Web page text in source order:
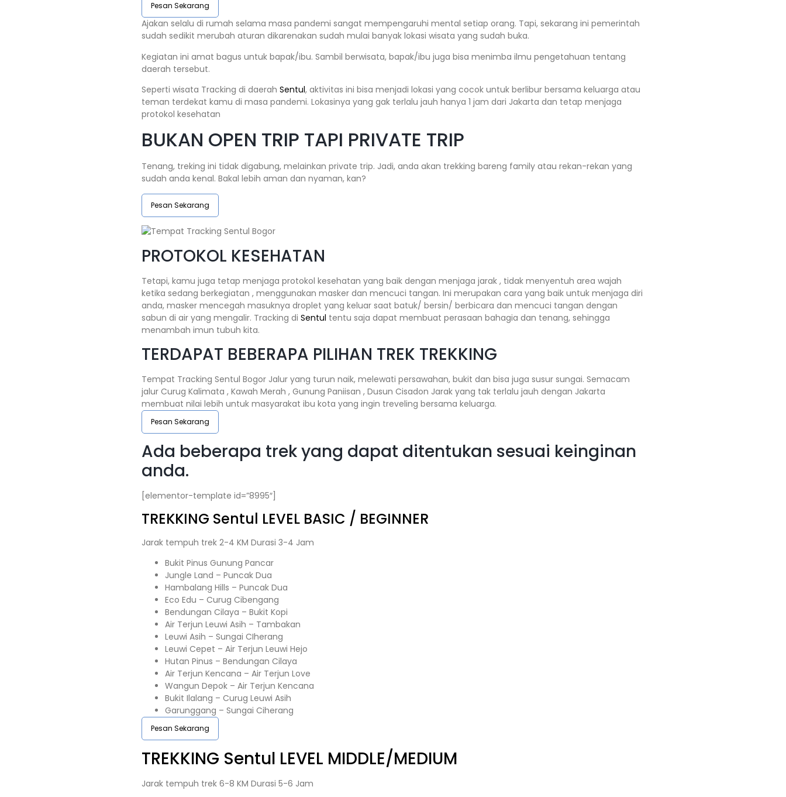
Pesan Sekarang
Ajakan selalu di rumah selama masa pandemi sangat mempengaruhi mental setiap orang. Tapi, sekarang ini pemerintah
sudah sedikit merubah aturan dikarenakan sudah mulai banyak lokasi wisata yang sudah buka.
Kegiatan ini amat bagus untuk bapak/ibu. Sambil berwisata, bapak/ibu juga bisa menimba ilmu pengetahuan tentang
daerah tersebut.
Seperti wisata Tracking di daerah Sentul, aktivitas ini bisa menjadi lokasi yang cocok untuk berlibur bersama keluarga atau
teman terdekat kamu di masa pandemi. Lokasinya yang gak terlalu jauh hanya 1 jam dari Jakarta dan tetap menjaga
protokol kesehatan
BUKAN OPEN TRIP TAPI PRIVATE TRIP
Tenang, treking ini tidak digabung, melainkan private trip. Jadi, anda akan trekking bareng family atau rekan-rekan yang
sudah anda kenal. Bakal lebih aman dan nyaman, kan?
Pesan Sekarang
PROTOKOL KESEHATAN
Tetapi, kamu juga tetap menjaga protokol kesehatan yang baik dengan menjaga jarak , tidak menyentuh area wajah
ketika sedang berkegiatan , menggunakan masker dan mencuci tangan. Ini merupakan cara yang baik untuk menjaga diri
anda, masker mencegah masuknya droplet yang keluar saat batuk/ bersin/ berbicara dan mencuci tangan dengan
sabun di air yang mengalir. Tracking di Sentul tentu saja dapat membuat perasaan bahagia dan tenang, sehingga
menambah imun tubuh kita.
TERDAPAT BEBERAPA PILIHAN TREK TREKKING
Tempat Tracking Sentul Bogor Jalur yang turun naik, melewati persawahan, bukit dan bisa juga susur sungai. Semacam
jalur Curug Kalimata , Kawah Merah , Gunung Paniisan , Dusun Cisadon Jarak yang tak terlalu jauh dengan Jakarta
membuat nilai lebih untuk masyarakat ibu kota yang ingin treveling bersama keluarga.
Pesan Sekarang
Ada beberapa trek yang dapat ditentukan sesuai keinginan
anda.
[elementor-template id=”8995″]
TREKKING Sentul LEVEL BASIC / BEGINNER
Jarak tempuh trek 2-4 KM Durasi 3-4 Jam
Bukit Pinus Gunung Pancar
Jungle Land – Puncak Dua
Hambalang Hills – Puncak Dua
Eco Edu – Curug Cibengang
Bendungan Cilaya – Bukit Kopi
Air Terjun Leuwi Asih – Tambakan
Leuwi Asih – Sungai CIherang
Leuwi Cepet – Air Terjun Leuwi Hejo
Hutan Pinus – Bendungan Cilaya
Air Terjun Kencana – Air Terjun Love
Wangun Depok – Air Terjun Kencana
Bukit Ilalang – Curug Leuwi Asih
Garunggang – Sungai Ciherang
Pesan Sekarang
TREKKING Sentul LEVEL MIDDLE/MEDIUM
Jarak tempuh trek 6-8 KM Durasi 5-6 Jam